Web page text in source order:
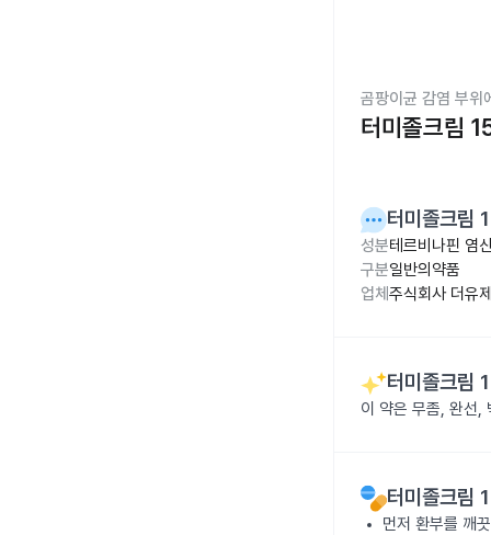
곰팡이균 감염 부위
터미졸크림
터미졸크림
성분테르비나핀 염
구분일반의약품
업체 주식회사 더유
터미졸크림
이 약은 무좀, 완선,
터미졸크림
먼저 환부를 깨